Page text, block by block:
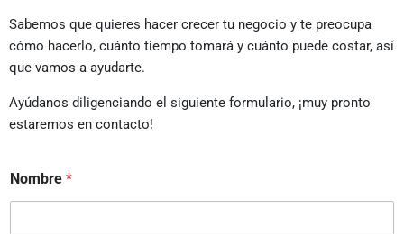
Sabemos que quieres hacer crecer tu negocio y te preocupa
cómo hacerlo, cuánto tiempo tomará y cuánto puede costar, así
que vamos a ayudarte.
Ayúdanos diligenciando el siguiente formulario, ¡muy pronto
estaremos en contacto!
Nombre *